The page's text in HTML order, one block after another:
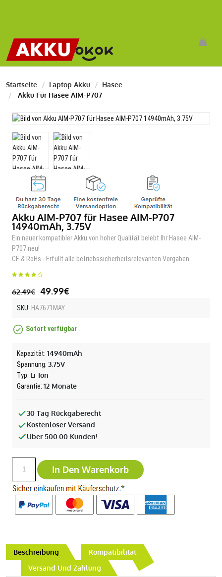
Startseite Laptop Akku
Hasee
Akku Für Hasee AIM-P707
Akku AIM-P707 für Hasee AIM-P707
14940mAh, 3.75V
Ein neuer kompatibler Akku von hoher Qualität belebt Ihr Hasee AIM-
P707 neu!
CE & RoHs - Erfüllt alle betriebssicherheitsrelevanten Vorgaben
62.49€ 49.99€
SKU: HA7671MAY
Sofort verfügbar
Kapazität: 14940mAh
Spannung: 3.75V
Typ: Li-Ion
Garantie: 12 Monate
30 Tag Rückgaberecht
Kostenloser Versand
Über 500.00 Kunden!
In Den Warenkorb
Beschreibung
Kompatibilität
Versand Und Zahlung